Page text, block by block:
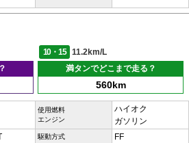
10・15
11.2km/L
満タンでどこまで走る？
560km
使用燃料
エンジン
ハイオク
ガソリン
駆動方式 FF